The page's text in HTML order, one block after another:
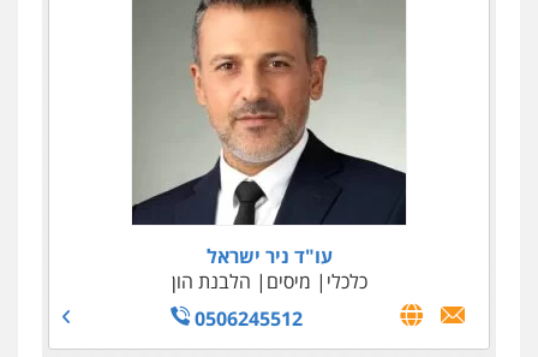
עו"ד ניר ישראל
כלכלי
מיסים
הלבנת הון
0506245512
עו"ד שאדי סרוג'י
צבאי
עורכי דין לענייני אסירים
0525450255
עו"ד טליה גרידיש
צבאי
עורכי דין לענייני אסירים
0523307111